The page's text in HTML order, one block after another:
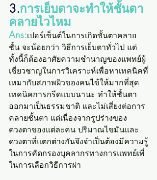
3.การเย็บตาจะทำให้ชั้นตา
คลายไวไหม
Ans:เปอร์เซ็นต์ในการเกิดชั้นตาคลาย
ชั้น จะน้อยกว่า วิธีการเย็บตาทั่วไป แต่
ทั้งนี้ก็ต้องอาศัยความชำนาญของแพทย์ผู้
เชี่ยวชาญในการวิเคราะห์เพื่อหาเทคนิคที่
เหมากับสภาพผิวของคนไข้ให้มากที่สุด
เทคนิคการกรีดแบบนานะ ทำให้ชั้นตา
ออกมาเป็นธรรมชาติ และไม่เสี่ยงต่อการ
คลายชั้นตา แต่เนื่องจากรูปร่างของ
ดวงตาของแต่ละคน ปริมาณไขมันและ
ดวงตาที่แตกต่างกันจึงจำเป็นต้องมีความรู้
ในการคัดกรองบุคลากรทางการแพทย์เพี่
ในการเลือกวิธีการผ่า